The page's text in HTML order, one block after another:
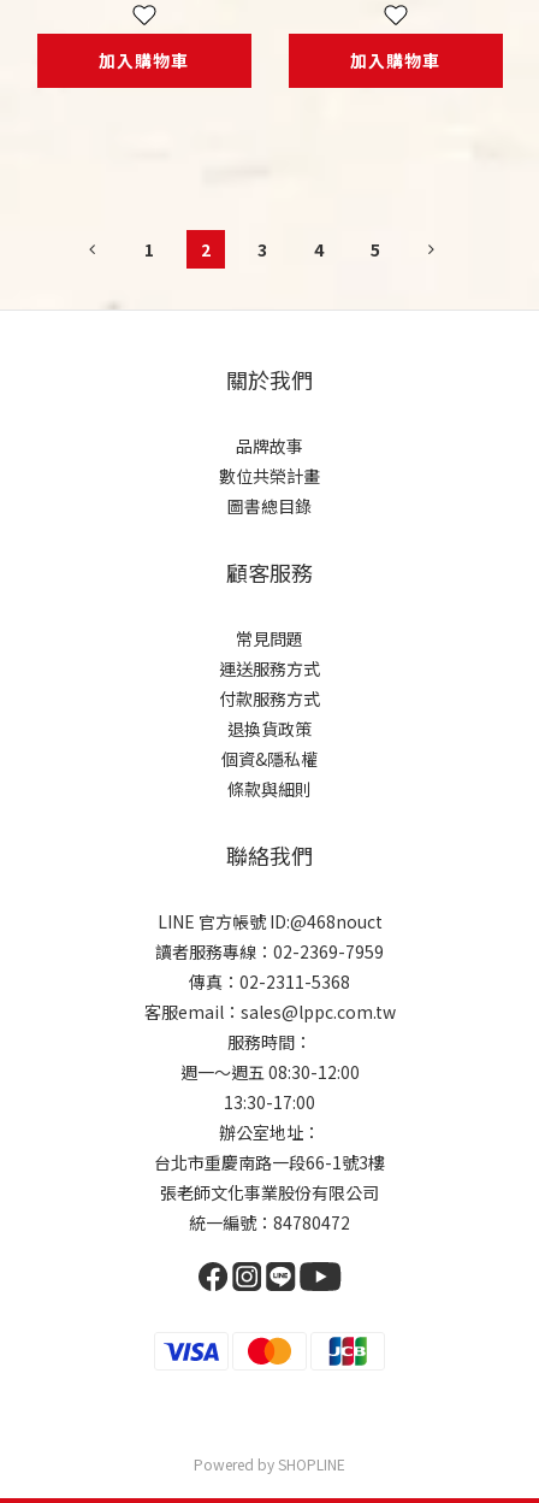
加入購物車 加入購物車
1 2 3 4 5
關於我們
品牌故事
數位共榮計畫
圖書總目錄
顧客服務
常見問題
運送服務方式
付款服務方式
退換貨政策
個資&隱私權
條款與細則
聯絡我們
LINE 官方帳號 ID:@468nouct
讀者服務專線：02-2369-7959
傳真：02-2311-5368
客服email：sales@lppc.com.tw
服務時間：
週一～週五 08:30-12:00
13:30-17:00
辦公室地址：
台北市重慶南路一段66-1號3樓
張老師文化事業股份有限公司
統一編號：84780472
Powered by SHOPLINE